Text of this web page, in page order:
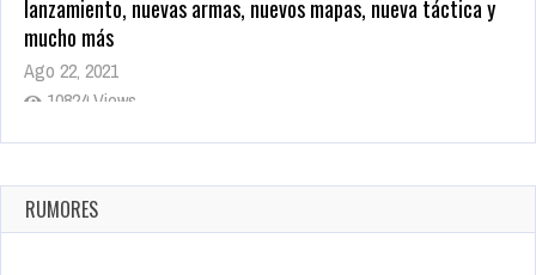
lanzamiento, nuevas armas, nuevos mapas, nueva táctica y
mucho más
Ago 22, 2021
10824 Views
La configuración de Call of Duty 2021 aparentemente ya fue
Ago 8, 2021
10008 Views
RUMORES